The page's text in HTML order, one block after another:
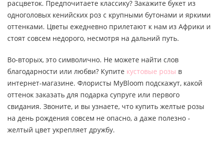
расцветок. Предпочитаете классику? Закажите букет из
одноголовых кенийских роз с крупными бутонами и яркими
оттенками. Цветы ежедневно прилетают к нам из Африки и
стоят совсем недорого, несмотря на дальний путь.
Во-вторых, это символично. Не можете найти слов
благодарности или любви? Купите кустовые розы в
интернет-магазине. Флористы MyBloom подскажут, какой
оттенок заказать для подарка супруге или первого
свидания. Звоните, и вы узнаете, что купить желтые розы
на день рождения совсем не опасно, а даже полезно -
желтый цвет укрепляет дружбу.